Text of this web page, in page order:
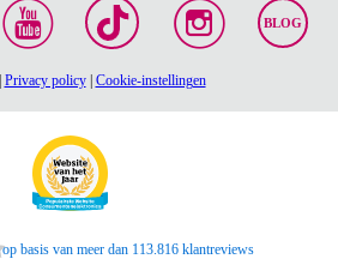
BLOG
Privacy policy| Cookie-instellingen
op basis van meer dan 113.816 klantreviews